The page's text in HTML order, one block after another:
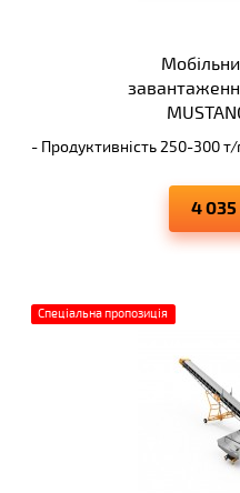
4
- Продуктивність 250-300 т/
- Вивантаження ДВУХ
- Висота вивантаження 10 м
- Виключає просипання
Спеціальна пропозиція